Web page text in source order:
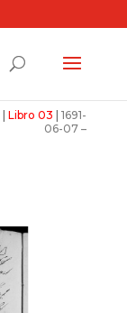
|Libro 03 |1691-
06-07 –